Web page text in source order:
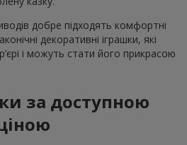
добре підходять комфортні
декоративні іграшки, які
і можуть стати його прикрасою
за доступною